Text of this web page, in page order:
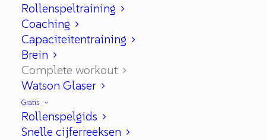
Rollenspeltraining
Coaching
Capaciteitentraining
Brein
Complete workout
Watson Glaser
Gratis
Rollenspelgids
Snelle cijferreeksen
Complete workout
Voor álle assessment-
onderdelen!
'Gezonde spanning'? Of eigenlijk stress?